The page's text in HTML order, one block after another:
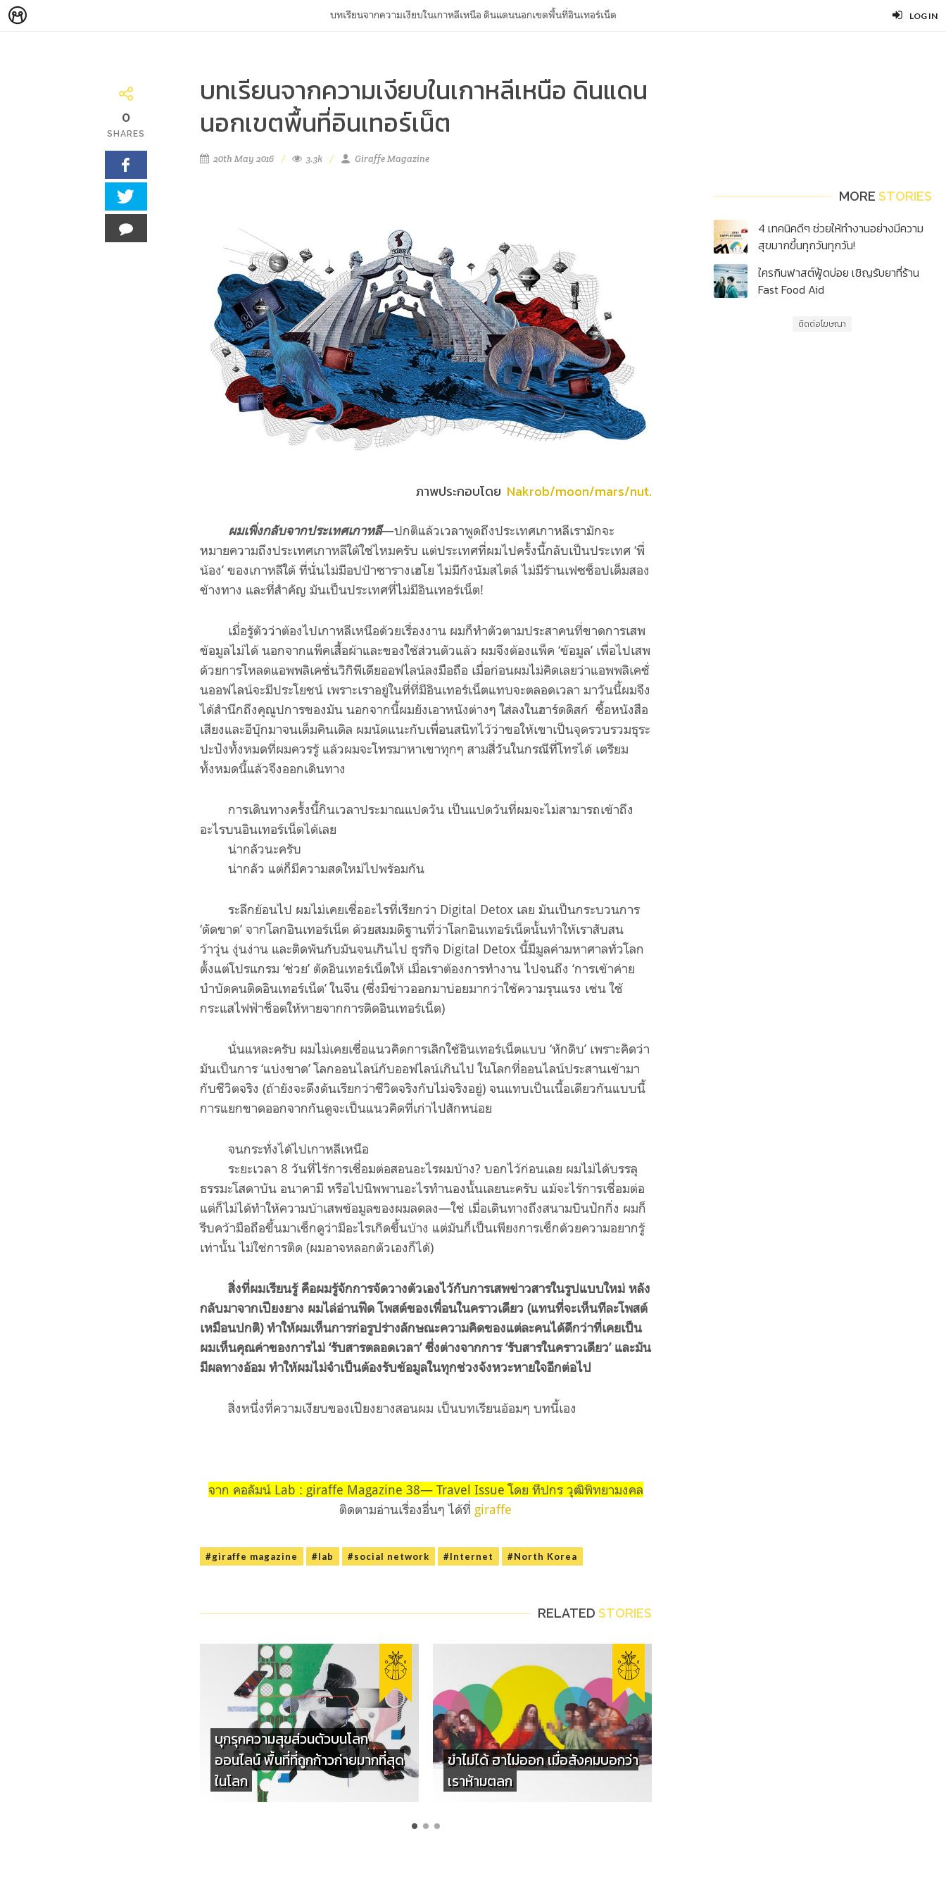
LOG IN
บทเรียนจากความเงียบในเกาหลีเหนือ ดินแดนนอกเขตพื้นที่อินเทอร์เน็ต
0
SHARES
บทเรียนจากความเงียบในเกาหลีเหนือ ดินแดน
นอกเขตพื้นที่อินเทอร์เน็ต
20th May 2016 3.3k Giraffe Magazine
ภาพประกอบโดย Nakrob/moon/mars/nut.
ผมเพิ่งกลับจากประเทศเกาหลี—ปกติแล้วเวลาพูดถึงประเทศเกาหลีเรามักจะ
หมายความถึงประเทศเกาหลีใต้ใช่ไหมครับ แต่ประเทศที่ผมไปครั้งนี้กลับเป็นประเทศ ‘พี่
น้อง’ ของเกาหลีใต้ ที่นั่นไม่มีอปป้าซารางเฮโย ไม่มีกังนัมสไตล์ ไม่มีร้านเฟซช็อปเต็มสอง
ข้างทาง และที่สำคัญ มันเป็นประเทศที่ไม่มีอินเทอร์เน็ต!
เมื่อรู้ตัวว่าต้องไปเกาหลีเหนือด้วยเรื่องงาน ผมก็ทำตัวตามประสาคนที่ขาดการเสพ
ข้อมูลไม่ได้ นอกจากแพ็คเสื้อผ้าและของใช้ส่วนตัวแล้ว ผมจึงต้องแพ็ค ‘ข้อมูล’ เพื่อไปเสพ
ด้วยการโหลดแอพพลิเคชั่นวิกิพีเดียออฟไลน์ลงมือถือ เมื่อก่อนผมไม่คิดเลยว่าแอพพลิเคชั่
นออฟไลน์จะมีประโยชน์ เพราะเราอยู่ในที่ที่มีอินเทอร์เน็ตแทบจะตลอดเวลา มาวันนี้ผมจึง
ได้สำนึกถึงคุณูปการของมัน นอกจากนี้ผมยังเอาหนังต่างๆ ใส่ลงในฮาร์ดดิสก์ ซื้อหนังสือ
เสียงและอีบุ๊กมาจนเต็มคินเดิล ผมนัดแนะกับเพื่อนสนิทไว้ว่าขอให้เขาเป็นจุดรวบรวมธุระ
ปะปังทั้งหมดที่ผมควรรู้ แล้วผมจะโทรมาหาเขาทุกๆ สามสี่วันในกรณีที่โทรได้ เตรียม
ทั้งหมดนี้แล้วจึงออกเดินทาง
การเดินทางครั้งนี้กินเวลาประมาณแปดวัน เป็นแปดวันที่ผมจะไม่สามารถเข้าถึง
อะไรบนอินเทอร์เน็ตได้เลย
น่ากลัวนะครับ
น่ากลัว แต่ก็มีความสดใหม่ไปพร้อมกัน
ระลึกย้อนไป ผมไม่เคยเชื่ออะไรที่เรียกว่า Digital Detox เลย มันเป็นกระบวนการ
‘ตัดขาด’ จากโลกอินเทอร์เน็ต ด้วยสมมติฐานที่ว่าโลกอินเทอร์เน็ตนั้นทำให้เราสับสน
ว้าวุ่น งุ่นง่าน และติดพันกับมันจนเกินไป ธุรกิจ Digital Detox นี้มีมูลค่ามหาศาลทั่วโลก
ตั้งแต่โปรแกรม ‘ช่วย’ ตัดอินเทอร์เน็ตให้ เมื่อเราต้องการทำงาน ไปจนถึง ‘การเข้าค่าย
บำบัดคนติดอินเทอร์เน็ต’ ในจีน (ซึ่งมีข่าวออกมาบ่อยมากว่าใช้ความรุนแรง เช่น ใช้
กระแสไฟฟ้าช็อตให้หายจากการติดอินเทอร์เน็ต)
นั่นแหละครับ ผมไม่เคยเชื่อแนวคิดการเลิกใช้อินเทอร์เน็ตแบบ ‘หักดิบ’ เพราะคิดว่า
มันเป็นการ ‘แบ่งขาด’ โลกออนไลน์กับออฟไลน์เกินไป ในโลกที่ออนไลน์ประสานเข้ามา
กับชีวิตจริง (ถ้ายังจะดึงดันเรียกว่าชีวิตจริงกับไม่จริงอยู่) จนแทบเป็นเนื้อเดียวกันแบบนี้
การแยกขาดออกจากกันดูจะเป็นแนวคิดที่เก่าไปสักหน่อย
จนกระทั่งได้ไปเกาหลีเหนือ
ระยะเวลา 8 วันที่ไร้การเชื่อมต่อสอนอะไรผมบ้าง? บอกไว้ก่อนเลย ผมไม่ได้บรรลุ
ธรรมะโสดาบัน อนาคามี หรือไปนิพพานอะไรทำนองนั้นเลยนะครับ แม้จะไร้การเชื่อมต่อ
แต่ก็ไม่ได้ทำให้ความบ้าเสพข้อมูลของผมลดลง—ใช่ เมื่อเดินทางถึงสนามบินปักกิ่ง ผมก็
รีบคว้ามือถือขึ้นมาเช็กดูว่ามีอะไรเกิดขึ้นบ้าง แต่มันก็เป็นเพียงการเช็กด้วยความอยากรู้
เท่านั้น ไม่ใช่การติด (ผมอาจหลอกตัวเองก็ได้)
สิ่งที่ผมเรียนรู้ คือผมรู้จักการจัดวางตัวเองไว้กับการเสพข่าวสารในรูปแบบใหม่ หลัง
กลับมาจากเปียงยาง ผมไล่อ่านฟีด โพสต์ของเพื่อนในคราวเดียว (แทนที่จะเห็นทีละโพสต์
เหมือนปกติ)ทำให้ผมเห็นการก่อรูปร่างลักษณะความคิดของแต่ละคนได้ดีกว่าที่เคยเป็น
ผมเห็นคุณค่าของการไม่ ‘รับสารตลอดเวลา’ ซึ่งต่างจากการ ‘รับสารในคราวเดียว’ และมัน
มีผลทางอ้อม ทำให้ผมไม่จำเป็นต้องรับข้อมูลในทุกช่วงจังหวะหายใจอีกต่อไป
สิ่งหนึ่งที่ความเงียบของเปียงยางสอนผม เป็นบทเรียนอ้อมๆ บทนี้เอง
จาก คอลัมน์ Lab : giraffe Magazine 38— Travel Issue โดย ทีปกร วุฒิพิทยามงคล
ติดตามอ่านเรื่องอื่นๆ ได้ที่ giraffe
#giraffe magazine #lab #social network #Internet #North Korea
RELATED STORIES
บุกรุกความสุขส่วนตัวบนโลก
ออนไลน์ พื้นที่ที่ถูกก้าวก่ายมากที่สุด
ในโลก
ขำไม่ได้ ฮาไม่ออก เมื่อสังคมบอกว่า
เราห้ามตลก
MORE STORIES
4 เทคนิคดีๆ ช่วยให้ทำงานอย่างมีความ
สุขมากขึ้นทุกวันทุกวัน!
ใครกินฟาสต์ฟู้ดบ่อย เชิญรับยาที่ร้าน
Fast Food Aid
ติดต่อโฆษณา